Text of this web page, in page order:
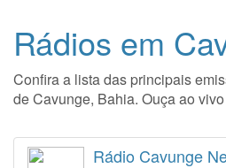
Rádios em
Confira a lista das principais
de Cavunge, Bahia. Ouça ao
Rádio Cavunge